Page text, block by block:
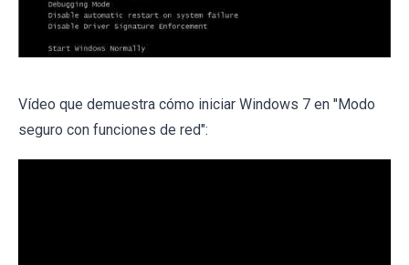
Vídeo que demuestra cómo iniciar Windows 7 en "Modo
seguro con funciones de red":